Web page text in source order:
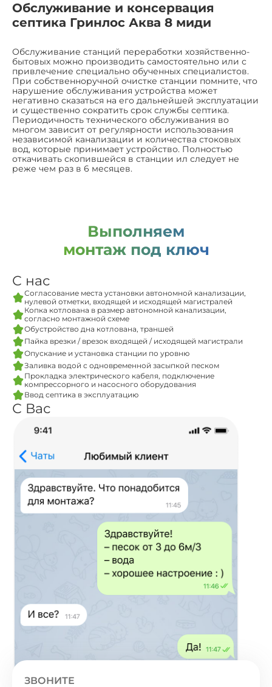
Обслуживание и консервация
септика Гринлос Аква 8 миди
Обслуживание станций переработки хозяйственно-
бытовых можно производить самостоятельно или с
привлечение специально обученных специалистов.
При собственноручной очистке станции помните, что
нарушение обслуживания устройства может
негативно сказаться на его дальнейшей эксплуатации
и существенно сократить срок службы септика.
Периодичность технического обслуживания во
многом зависит от регулярности использования
независимой канализации и количества стоковых
вод, которые принимает устройство. Полностью
откачивать скопившейся в станции ил следует не
реже чем раз в 6 месяцев.
Выполняем
монтаж под ключ
С нас
Согласование места установки автономной канализации,
нулевой отметки, входящей и исходящей магистралей
Копка котлована в размер автономной канализации,
согласно монтажной схеме
Обустройство дна котлована, траншей
Пайка врезки / врезок входящей / исходящей магистрали
Опускание и установка станции по уровню
Заливка водой с одновременной засыпкой песком
Прокладка электрического кабеля, подключение
компрессорного и насосного оборудования
Ввод септика в эксплуатацию
С Вас
ЗВОНИТЕ